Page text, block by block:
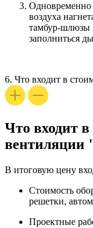
Одновременно
воздуха
тамбур-шлюзы
заполниться
6. Что входит в
Что входит
вентиляции
В итоговую цену
Стоимость
решетки,
Проектные